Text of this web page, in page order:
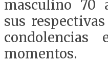
masculino 70
sus
momentos.